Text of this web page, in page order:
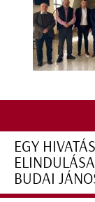
EGY
BUDAI